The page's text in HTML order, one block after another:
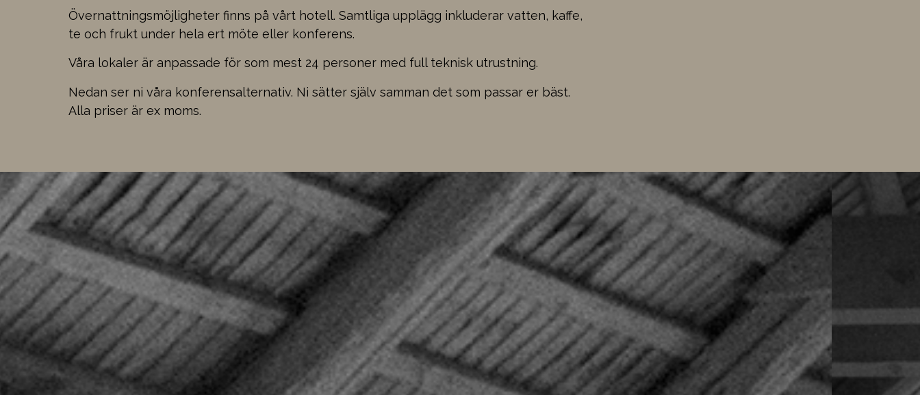
Övernattningsmöjligheter finns på vårt hotell. Samtliga upplägg inkluderar vatten, kaffe,
te och frukt under hela ert möte eller konferens.
Våra lokaler är anpassade för som mest 24 personer med full teknisk utrustning.
Nedan ser ni våra konferensalternativ. Ni sätter själv samman det som passar er bäst.
Alla priser är ex moms.